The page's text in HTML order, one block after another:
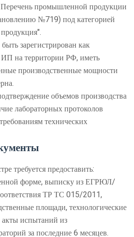
промышленной продукции
№719) под категорией
зарегистрирован как
на территории РФ, иметь
производственные мощности
объемов производства
лабораторных протоколов
технических
требуется предоставить:
форме, выписку из ЕГРЮЛ/
ТР ТС 015/2011,
площади, технологические
акты испытаний из
за последние 6 месяцев.